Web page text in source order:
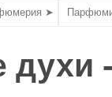
➤
духи